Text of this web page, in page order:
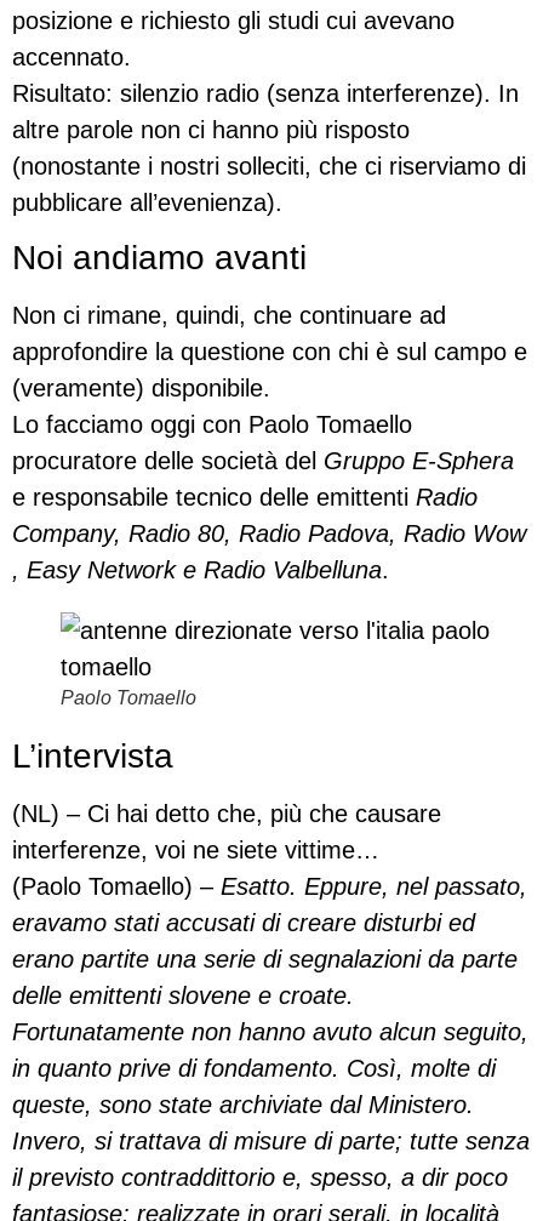
posizione e richiesto gli studi cui avevano
accennato.
Risultato: silenzio radio (senza interferenze). In
altre parole non ci hanno più risposto
(nonostante i nostri solleciti, che ci riserviamo di
pubblicare all’evenienza).
Noi andiamo avanti
Non ci rimane, quindi, che continuare ad
approfondire la questione con chi è sul campo e
(veramente) disponibile.
Lo facciamo oggi con Paolo Tomaello
procuratore delle società del Gruppo E-Sphera
e responsabile tecnico delle emittenti Radio
Company, Radio 80, Radio Padova, Radio Wow
, Easy Network e Radio Valbelluna.
Paolo Tomaello
L’intervista
(NL) – Ci hai detto che, più che causare
interferenze, voi ne siete vittime…
(Paolo Tomaello) – Esatto. Eppure, nel passato,
eravamo stati accusati di creare disturbi ed
erano partite una serie di segnalazioni da parte
delle emittenti slovene e croate.
Fortunatamente non hanno avuto alcun seguito,
in quanto prive di fondamento. Così, molte di
queste, sono state archiviate dal Ministero.
Invero, si trattava di misure di parte; tutte senza
il previsto contraddittorio e, spesso, a dir poco
fantasiose: realizzate in orari serali, in località